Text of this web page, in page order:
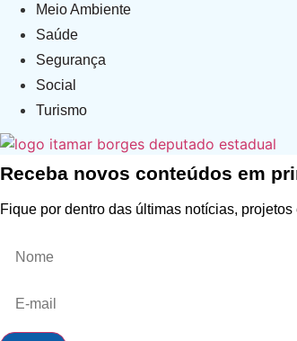
Meio Ambiente
Saúde
Segurança
Social
Turismo
Receba novos conteúdos em
Fique por dentro das últimas notícias, projetos